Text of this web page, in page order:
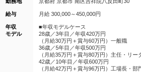
給与 月給 300,000～450,000円
年収
モデル
■年収モデルケース
28歳／3年目／年収420万円
（月給30万円＋賞与60万円）一般職
36歳／5年目／年収500万円
（月給35万円＋賞与80万円）主任・リー
42歳／10年目／年収600万円
（月給42万円＋賞与96万円）工場長・部